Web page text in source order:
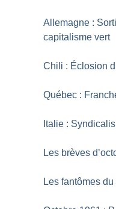
Allemagne :
capitalisme vert
Chili : Éclosion
Québec :
Italie :
Les brèves
Les fantômes